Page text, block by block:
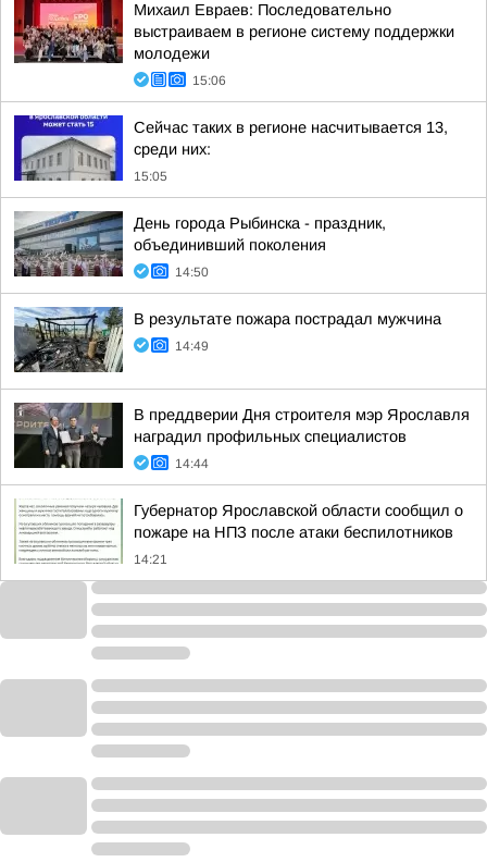
Михаил Евраев: Последовательно
выстраиваем в регионе систему поддержки
молодежи
15:06
Сейчас таких в регионе насчитывается 13,
среди них:
15:05
День города Рыбинска - праздник,
объединивший поколения
14:50
В результате пожара пострадал мужчина
14:49
В преддверии Дня строителя мэр Ярославля
наградил профильных специалистов
14:44
Губернатор Ярославской области сообщил о
пожаре на НПЗ после атаки беспилотников
14:21